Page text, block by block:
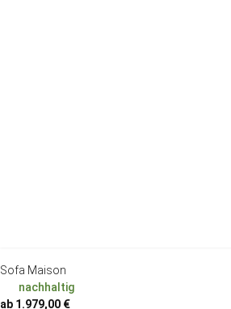
Sofa Maison
nachhaltig
ab 1.979,00 €